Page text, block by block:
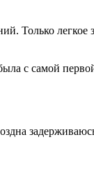
Только легкое
с самой